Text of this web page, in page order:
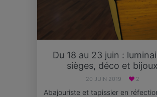
Du 18 au 23 juin :
sièges, déco et bijoux
20 JUIN 2019 2
Abajouriste et tapissier en